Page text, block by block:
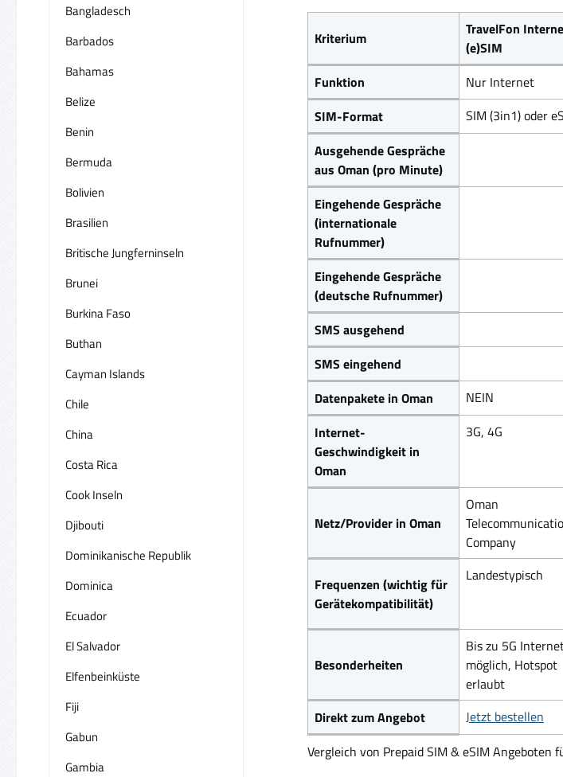
Bangladesch
Barbados
Bahamas
Belize
Benin
Bermuda
Bolivien
Brasilien
Britische Jungferninseln
Brunei
Burkina Faso
Buthan
Cayman Islands
Chile
China
Costa Rica
Cook Inseln
Djibouti
Dominikanische Republik
Dominica
Ecuador
El Salvador
Elfenbeinküste
Fiji
Gabun
Gambia
Vergleich von Prepaid SIM & eSIM Angeboten
Kriterium
TravelFon
(e)SIM
Funktion Nur Internet
SIM-Format
SIM (3in1) oder
Ausgehende Gespräche
aus Oman (pro Minute)
Eingehende Gespräche
(internationale
Rufnummer)
Eingehende Gespräche
(deutsche Rufnummer)
SMS ausgehend
SMS eingehend
Datenpakete in Oman
NEIN
Internet-
Geschwindigkeit in
Oman
3G, 4G
Netz/Provider in Oman
Oman
Company
Frequenzen (wichtig für
Gerätekompatibilität)
Landestypisch
Besonderheiten
Bis zu 5G
möglich, Hotspot
erlaubt
Direkt zum Angebot Jetzt bestellen